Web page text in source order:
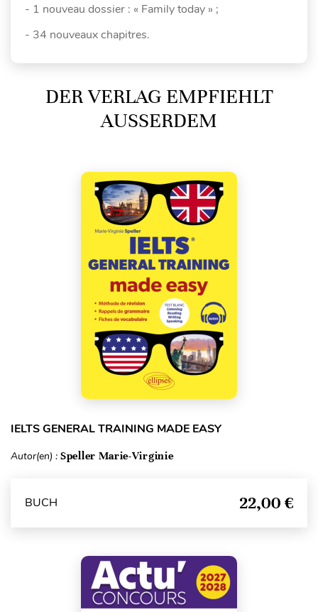
- 1 nouveau dossier : « Family today » ;
- 34 nouveaux chapitres.
DER VERLAG EMPFIEHLT
AUSSERDEM
IELTS GENERAL TRAINING MADE EASY
Autor(en) : Speller Marie-Virginie
BUCH 22,00 €